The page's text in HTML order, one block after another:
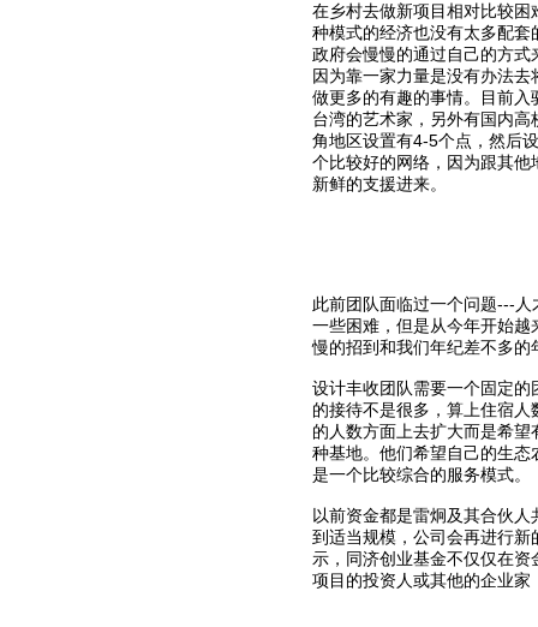
在乡村去做新项目相对比较
种模式的经济也没有太多配
政府会慢慢的通过自己的方
因为靠一家力量是没有办法
做更多的有趣的事情。目前
台湾的艺术家，另外有国内
角地区设置有4-5个点，然后
个比较好的网络，因为跟其
新鲜的支援进来。
此前团队面临过一个问题---
一些困难，但是从今年开始
慢的招到和我们年纪差不多
设计丰收团队需要一个固定
的接待不是很多，算上住宿
的人数方面上去扩大而是希
种基地。他们希望自己的生
是一个比较综合的服务模式。
以前资金都是雷炯及其合伙
到适当规模，公司会再进行
示，同济创业基金不仅仅在
项目的投资人或其他的企业